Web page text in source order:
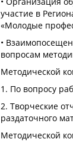
участие в
«Молодые
•
вопросам
Методической
1. По вопросу
2. Творческие
раздаточного
Методической